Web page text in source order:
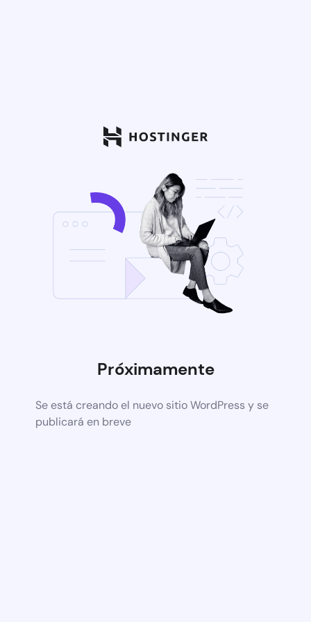
Próximamente
Se está creando el nuevo sitio WordPress y se
publicará en breve